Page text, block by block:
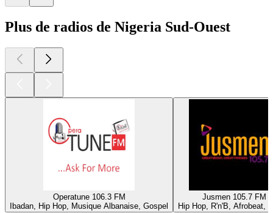
Plus de radios de Nigeria Sud-Ouest
Operatune 106.3 FM
Ibadan, Hip Hop, Musique Albanaise, Gospel
Jusmen 105.7 FM
Hip Hop, R'n'B, Afrobeat,